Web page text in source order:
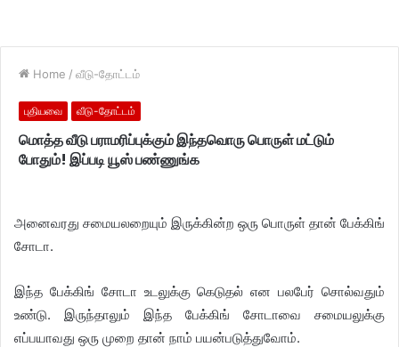
Home / வீடு-தோட்டம்
புதியவை வீடு-தோட்டம்
மொத்த வீடு பராமரிப்புக்கும் இந்தவொரு பொருள் மட்டும்
போதும்! இப்படி யூஸ் பண்ணுங்க
​அனைவரது சமையலறையும் இருக்கின்ற ஒரு பொருள் தான் பேக்கிங்
சோடா.
இந்த பேக்கிங் சோடா உடலுக்கு கெடுதல் என பலபேர் சொல்வதும்
உண்டு. இருந்தாலும் இந்த பேக்கிங் சோடாவை சமையலுக்கு
எப்பயாவது ஒரு முறை தான் நாம் பயன்படுத்துவோம்.